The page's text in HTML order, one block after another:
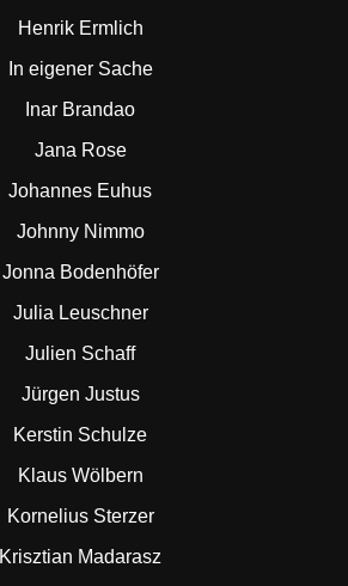
Henrik Ermlich
In eigener Sache
Inar Brandao
Jana Rose
Johannes Euhus
Johnny Nimmo
Jonna Bodenhöfer
Julia Leuschner
Julien Schaff
Jürgen Justus
Kerstin Schulze
Klaus Wölbern
Kornelius Sterzer
Krisztian Madarasz